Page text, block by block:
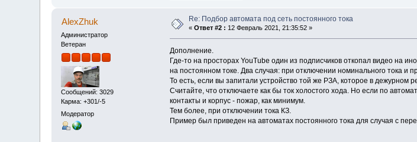
AlexZhuk
Администратор
Ветеран
Сообщений: 3029
Карма: +301/-5
Модератор
Re: Подбор автомата под сеть постоянного тока
«Ответ #2 : 12 Февраль 2021, 21:35:52 »
Дополнение.
Где-то на просторах YouTube один из подписчиков откопал видео на
на постоянном токе. Два случая: при отключении номинального тока и
То есть, если вы запитали устройство той же РЗА, которое в дежурном
Считайте, что отключаете как бы ток холостого хода. Но если по
контакты и корпус - пожар, как минимум.
Тем более, при отключении тока КЗ.
Пример был приведен на автоматах постоянного тока для случая с